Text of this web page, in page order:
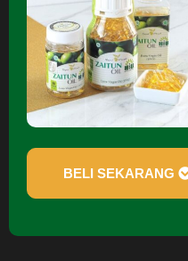
BELI SEKARANG